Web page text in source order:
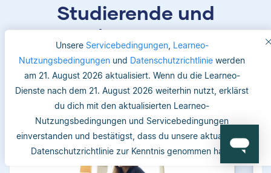
Unsere Servicebedingungen, Learneo-
Nutzungsbedingungen und Datenschutzrichtlinie werden
am 21. August 2026 aktualisiert. Wenn du die Learneo-
Dienste nach dem 21. August 2026 weiterhin nutzt, erklärst
du dich mit den aktualisierten Learneo-
Nutzungsbedingungen und Servicebedingungen
einverstanden und bestätigst, dass du unsere aktualisierte
Datenschutzrichtlinie zur Kenntnis genommen hast.
Studierende und
Betreuer/-innen vertrauen
uns